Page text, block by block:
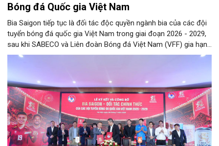
Bóng đá Quốc gia Việt Nam
Bia Saigon tiếp tục là đối tác độc quyền ngành bia của các đội
tuyển bóng đá quốc gia Việt Nam trong giai đoạn 2026 - 2029,
sau khi SABECO và Liên đoàn Bóng đá Việt Nam (VFF) gia hạn
hợp tác chiến lược. Hai bên kỳ vọng tạo thêm nguồn lực cho